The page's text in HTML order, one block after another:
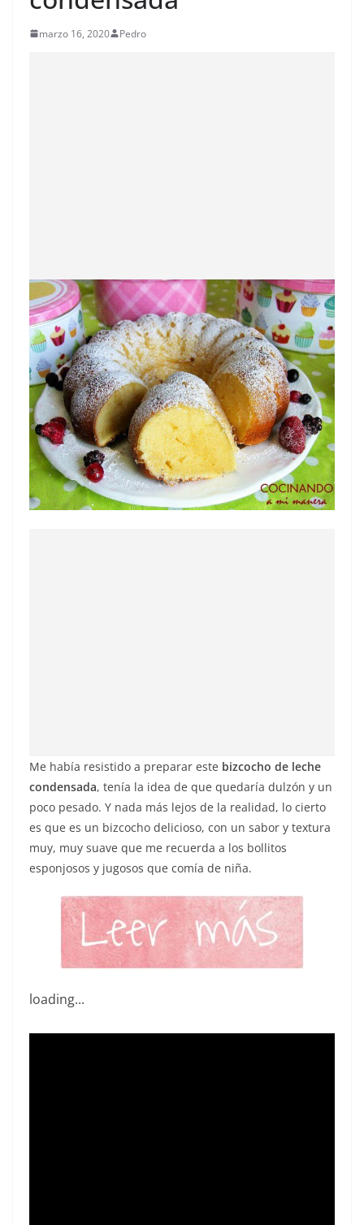
marzo 16, 2020 Pedro
Me había resistido a preparar este bizcocho de leche
condensada, tenía la idea de que quedaría dulzón y un
poco pesado. Y nada más lejos de la realidad, lo cierto
es que es un bizcocho delicioso, con un sabor y textura
muy, muy suave que me recuerda a los bollitos
esponjosos y jugosos que comía de niña.
loading...